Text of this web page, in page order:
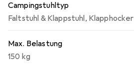
Campingstuhltyp
Faltstuhl & Klappstuhl, Klapphocker
Max. Belastung
150 kg